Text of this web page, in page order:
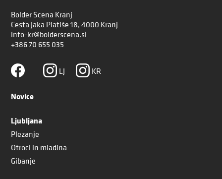
Bolder Scena Kranj
Cesta Jaka Platiše 18, 4000 Kranj
info-kr@bolderscena.si
+386 70 655 035
LJ KR
Novice
Ljubljana
Plezanje
Otroci in mladina
Gibanje